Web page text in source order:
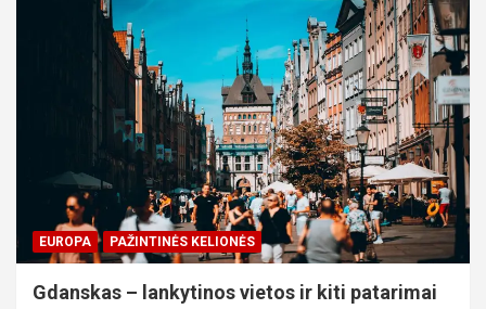
EUROPA PAŽINTINĖS KELIONĖS
Gdanskas – lankytinos vietos ir kiti patarimai